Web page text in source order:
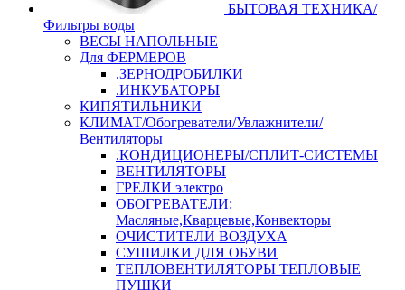
БЫТОВАЯ ТЕХНИКА/
Фильтры воды
ВЕСЫ НАПОЛЬНЫЕ
Для ФЕРМЕРОВ
.ЗЕРНОДРОБИЛКИ
.ИНКУБАТОРЫ
КИПЯТИЛЬНИКИ
КЛИМАТ/Обогреватели/Увлажнители/
Вентиляторы
.КОНДИЦИОНЕРЫ/СПЛИТ-СИСТЕМЫ
ВЕНТИЛЯТОРЫ
ГРЕЛКИ электро
ОБОГРЕВАТЕЛИ:
Масляные,Кварцевые,Конвекторы
ОЧИСТИТЕЛИ ВОЗДУХА
СУШИЛКИ ДЛЯ ОБУВИ
ТЕПЛОВЕНТИЛЯТОРЫ ТЕПЛОВЫЕ
ПУШКИ